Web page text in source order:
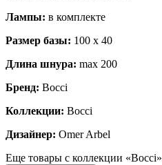
Лампы: в комплекте
Размер базы: 100 x 40
Длина шнура: max 200
Бренд: Bocci
Коллекции: Bocci
Дизайнер: Omer Arbel
Еще товары с коллекции «Bocci»